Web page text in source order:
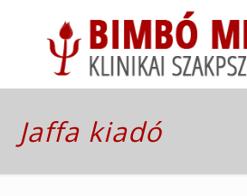
Jaffa kiadó